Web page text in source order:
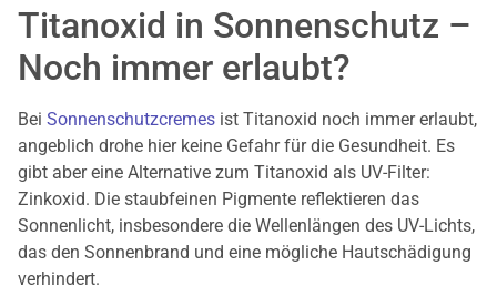
Titanoxid in Sonnenschutz –
Noch immer erlaubt?
Bei Sonnenschutzcremes ist Titanoxid noch immer erlaubt,
angeblich drohe hier keine Gefahr für die Gesundheit. Es
gibt aber eine Alternative zum Titanoxid als UV-Filter:
Zinkoxid. Die staubfeinen Pigmente reflektieren das
Sonnenlicht, insbesondere die Wellenlängen des UV-Lichts,
das den Sonnenbrand und eine mögliche Hautschädigung
verhindert.